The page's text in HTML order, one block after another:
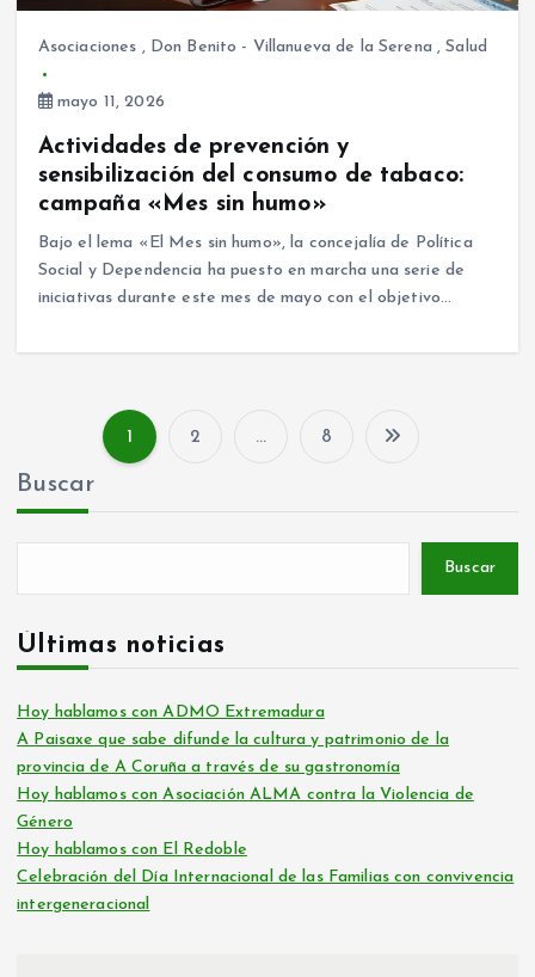
Asociaciones , Don Benito - Villanueva de la Serena ,Salud
mayo 11, 2026
Actividades de prevención y
sensibilización del consumo de tabaco:
campaña «Mes sin humo»
Bajo el lema «El Mes sin humo», la concejalía de Política
Social y Dependencia ha puesto en marcha una serie de
iniciativas durante este mes de mayo con el objetivo…
n
a
c
i
1 2 … 8
Buscar
Buscar
Últimas noticias
Hoy hablamos con ADMO Extremadura
A Paisaxe que sabe difunde la cultura y patrimonio de la
provincia de A Coruña a través de su gastronomía
Hoy hablamos con Asociación ALMA contra la Violencia de
Género
Hoy hablamos con El Redoble
Celebración del Día Internacional de las Familias con convivencia
intergeneracional